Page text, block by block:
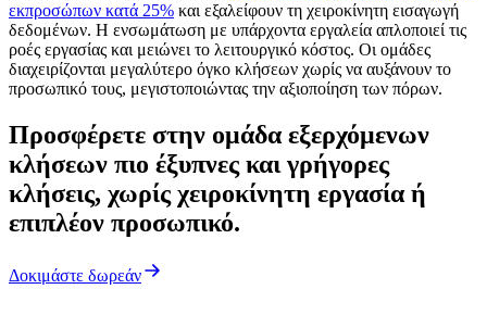
εκπροσώπων κατά 25% και εξαλείφουν τη χειροκίνητη εισαγωγή
δεδομένων. Η ενσωμάτωση με υπάρχοντα εργαλεία απλοποιεί τις
ροές εργασίας και μειώνει το λειτουργικό κόστος. Οι ομάδες
διαχειρίζονται μεγαλύτερο όγκο κλήσεων χωρίς να αυξάνουν το
προσωπικό τους, μεγιστοποιώντας την αξιοποίηση των πόρων.
Προσφέρετε στην ομάδα εξερχόμενων
κλήσεων πιο έξυπνες και γρήγορες
κλήσεις, χωρίς χειροκίνητη εργασία ή
επιπλέον προσωπικό.
Δοκιμάστε δωρεάν